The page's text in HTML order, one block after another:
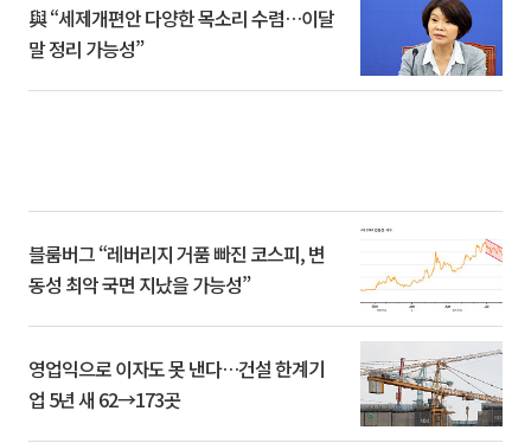
與 “세제개편안 다양한 목소리 수렴…이달
말 정리 가능성”
블룸버그 “레버리지 거품 빠진 코스피, 변
동성 최악 국면 지났을 가능성”
영업익으로 이자도 못 낸다…건설 한계기
업 5년 새 62→173곳